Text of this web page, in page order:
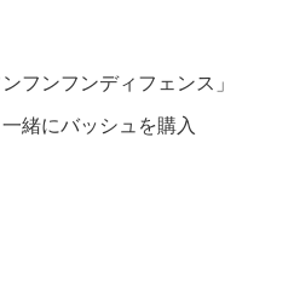
フンフンディフェンス」
緒にバッシュを購入